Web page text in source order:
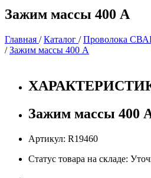
Зажим массы 400 А
Главная /Каталог /Проволока
/Зажим массы 400 А
Зажим массы 400
Артикул: R19460
Статус товара на складе: